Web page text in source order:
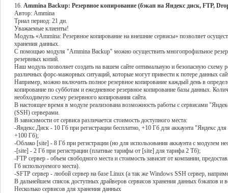
16. Ammina Backup: Резервное копирование (бэкап на Яндекс диск, FTP,
Автор: Ammina
Триал период: 21 дн.
Уважаемые клиенты!
Модуль «Ammina: Резервное копирование на внешние сервисы» позволяет
хранения данных.
С помощью модуля "Ammina Backup" можно осуществить многопрофильное
резервных копий.
Наш модуль позволяет создать на вашем сайте оптимальную и безопасную схему
различных форс-мажорных ситуаций, которые могут привести к потере данных
Например, можно включить полное резервное копирование каждый день в
копирование по субботам и ежедневное резервное копирование базы данных.
необходимую схему резервного копирования сайта.
В настоящее время в модуле реализована возможность работы с сервисами
(SSH) серверами.
В зависимости от сервиса различается стоимость доступного места:
-Яндекс.Диск - 10 Гб при регистрации бесплатно, +10 Гб для аккаунта "Яндекс
+100 Гб);
-Облако [site] - 8 Гб при регистрации (но для использования аккаунта с модулем
-[site] - 2 Гб при регистрации (платные тарифы от [site] для тарифа 2 Тб);
-FTP сервер - объем свободного места и стоимость зависит от компании,
Гб используемого места).
-SFTP сервер - любой сервер на базе Linux (а так же Windows SSH сервер,
В дальнейшем список доступных драйверов сервисов хранения данных бэкапов и
Несколько сервисов для хранения данных